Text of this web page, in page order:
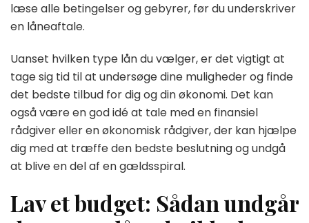
læse alle betingelser og gebyrer, før du underskriver
en låneaftale.
Uanset hvilken type lån du vælger, er det vigtigt at
tage sig tid til at undersøge dine muligheder og finde
det bedste tilbud for dig og din økonomi. Det kan
også være en god idé at tale med en finansiel
rådgiver eller en økonomisk rådgiver, der kan hjælpe
dig med at træffe den bedste beslutning og undgå
at blive en del af en gældsspiral.
Lav et budget: Sådan undgår